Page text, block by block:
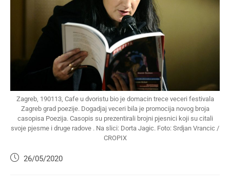
Zagreb, 190113, Cafe u dvoristu bio je domacin trece veceri festivala
Zagreb grad poezije. Dogadjaj veceri bila je promocija novog broja
casopisa Poezija. Casopis su prezentirali brojni pjesnici koji su citali
svoje pjesme i druge radove . Na slici: Dorta Jagic. Foto: Srdjan Vrancic /
CROPIX
26/05/2020